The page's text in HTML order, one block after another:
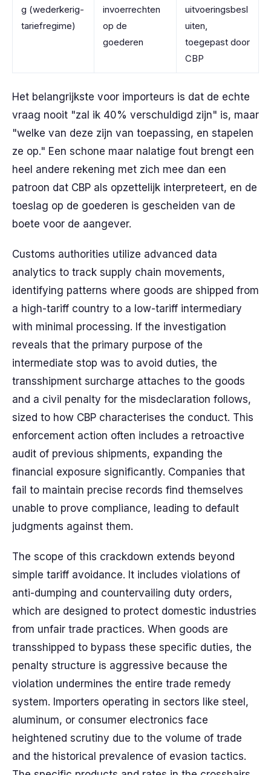
g (wederkerig-
tariefregime)
invoerrechten
op de
goederen
uitvoeringsbesl
uiten,
toegepast door
CBP
Het belangrijkste voor importeurs is dat de echte
vraag nooit "zal ik 40% verschuldigd zijn" is, maar
"welke van deze zijn van toepassing, en stapelen
ze op." Een schone maar nalatige fout brengt een
heel andere rekening met zich mee dan een
patroon dat CBP als opzettelijk interpreteert, en de
toeslag op de goederen is gescheiden van de
boete voor de aangever.
Customs authorities utilize advanced data
analytics to track supply chain movements,
identifying patterns where goods are shipped from
a high-tariff country to a low-tariff intermediary
with minimal processing. If the investigation
reveals that the primary purpose of the
intermediate stop was to avoid duties, the
transshipment surcharge attaches to the goods
and a civil penalty for the misdeclaration follows,
sized to how CBP characterises the conduct. This
enforcement action often includes a retroactive
audit of previous shipments, expanding the
financial exposure significantly. Companies that
fail to maintain precise records find themselves
unable to prove compliance, leading to default
judgments against them.
The scope of this crackdown extends beyond
simple tariff avoidance. It includes violations of
anti-dumping and countervailing duty orders,
which are designed to protect domestic industries
from unfair trade practices. When goods are
transshipped to bypass these specific duties, the
penalty structure is aggressive because the
violation undermines the entire trade remedy
system. Importers operating in sectors like steel,
aluminum, or consumer electronics face
heightened scrutiny due to the volume of trade
and the historical prevalence of evasion tactics.